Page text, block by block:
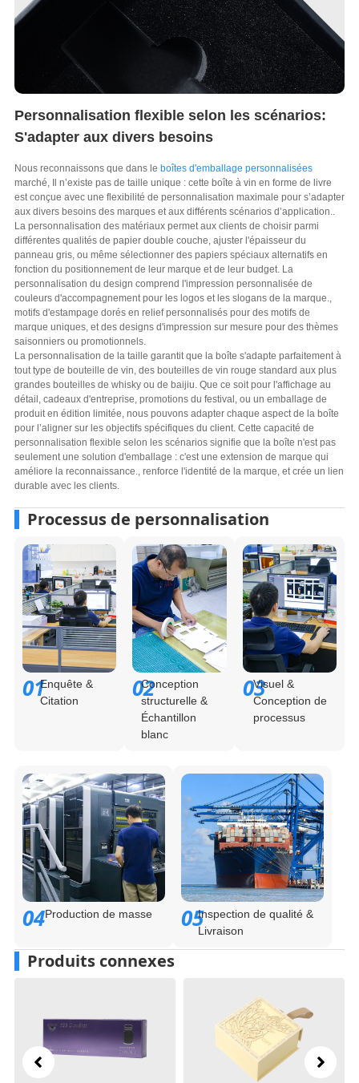
Personnalisation flexible selon les scénarios:
S'adapter aux divers besoins
Nous reconnaissons que dans le boîtes d'emballage personnalisées
marché, Il n’existe pas de taille unique : cette boîte à vin en forme de livre
est conçue avec une flexibilité de personnalisation maximale pour s’adapter
aux divers besoins des marques et aux différents scénarios d’application..
La personnalisation des matériaux permet aux clients de choisir parmi
différentes qualités de papier double couche, ajuster l'épaisseur du
panneau gris, ou même sélectionner des papiers spéciaux alternatifs en
fonction du positionnement de leur marque et de leur budget. La
personnalisation du design comprend l'impression personnalisée de
couleurs d'accompagnement pour les logos et les slogans de la marque.,
motifs d'estampage dorés en relief personnalisés pour des motifs de
marque uniques, et des designs d'impression sur mesure pour des thèmes
saisonniers ou promotionnels.
La personnalisation de la taille garantit que la boîte s'adapte parfaitement à
tout type de bouteille de vin, des bouteilles de vin rouge standard aux plus
grandes bouteilles de whisky ou de baijiu. Que ce soit pour l'affichage au
détail, cadeaux d'entreprise, promotions du festival, ou un emballage de
produit en édition limitée, nous pouvons adapter chaque aspect de la boîte
pour l’aligner sur les objectifs spécifiques du client. Cette capacité de
personnalisation flexible selon les scénarios signifie que la boîte n'est pas
seulement une solution d'emballage : c'est une extension de marque qui
améliore la reconnaissance., renforce l'identité de la marque, et crée un lien
durable avec les clients.
Processus de personnalisation
01Enquête &
Citation
02
Conception
structurelle &
Échantillon
blanc
03Visuel &
Conception de
processus
04Production de masse 05Inspection de qualité &
Livraison
Produits connexes